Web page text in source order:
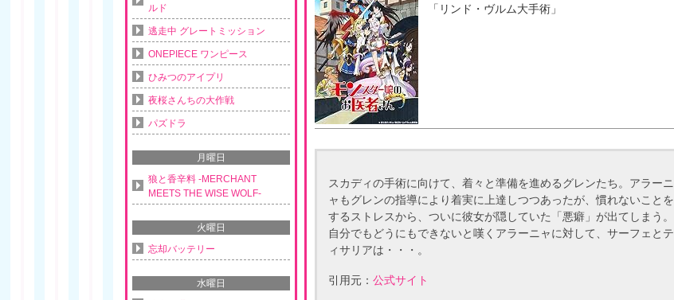
「 リンド・ヴルム大手術 」
スカディの手術に向けて、着々と準備を進めるグレンたち。アラーニ
ャもグレンの指導により着実に上達しつつあったが、慣れないことを
するストレスから、ついに彼女が隠していた「悪癖」が出てしまう。
自分でもどうにもできないと嘆くアラーニャに対して、サーフェとテ
ィサリアは・・・。
引用元： 公式サイト
ルド
逃走中 グレートミッション
ONEPIECE ワンピース
ひみつのアイプリ
夜桜さんちの大作戦
パズドラ
月曜日
狼と香辛料 -MERCHANT
MEETS THE WISE WOLF-
火曜日
忘却バッテリー
水曜日